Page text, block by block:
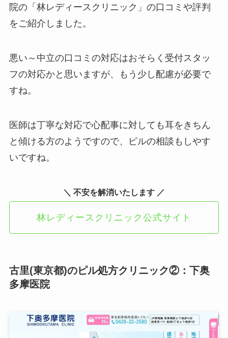
院の「林レディースクリニック」の口コミや評判
をご紹介しました。
悪い～中立の口コミの対応はおそらく受付スタッ
フの対応かと思いますが、もう少し配慮が必要で
すね。
医師は丁寧な対応で心配事に対しても耳をきちん
と傾ける方のようですので、ピルの相談もしやす
いですね。
＼ 不安を解消いたします ／
林レディースクリニック公式サイト
古里(東京都)のピル処方クリニック②：下奥
多摩医院